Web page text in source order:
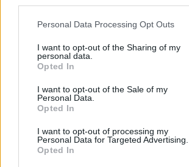
Please note that this website/app uses one
not limited to your visit or usage behaviour.
grant or deny consent to Google and its
use your data for below specified purposes
consent section.
Personal Data Processing Opt Outs
I want to opt-out of the Sharing of my
personal data.
Opted In
I want to opt-out of the Sale of my
Personal Data.
Opted In
I want to opt-out of processing my
Personal Data for Targeted Advertising.
Opted In
Pirates of the Carribean, Javier Bardem
Ezúttal a kótyagos kapitány
keresi, míg Javier Bardem ismét egy
Májustól láthatod a mozikban.